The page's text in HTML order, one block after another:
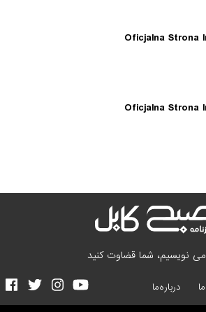
Oficjalna Strona
Oficjalna Strona
نویسیم، شما قضاوت کنید
درباره‌ما